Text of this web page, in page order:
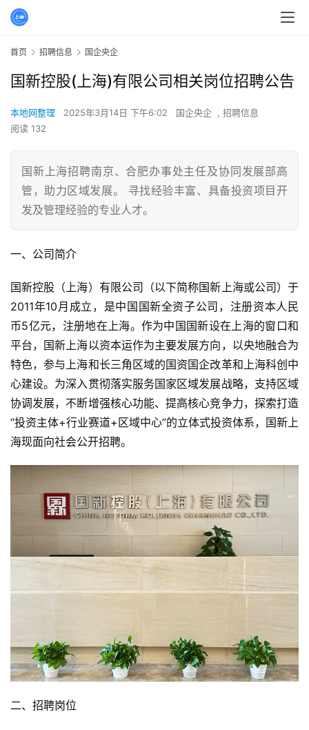
首页 招聘信息 国企央企
国新控股(上海)有限公司相关岗位招聘公告
本地网整理 2025年3月14日 下午6:02 国企央企 , 招聘信息
阅读 132
国新上海招聘南京、合肥办事处主任及协同发展部高
管，助力区域发展。 寻找经验丰富、具备投资项目开
发及管理经验的专业人才。
一、公司简介
国新控股（上海）有限公司（以下简称国新上海或公司）于
2011年10月成立，是中国国新全资子公司，注册资本人民
币5亿元，注册地在上海。作为中国国新设在上海的窗口和
平台，国新上海以资本运作为主要发展方向，以央地融合为
特色，参与上海和长三角区域的国资国企改革和上海科创中
心建设。为深入贯彻落实服务国家区域发展战略，支持区域
协调发展，不断增强核心功能、提高核心竞争力，探索打造
“投资主体+行业赛道+区域中心”的立体式投资体系，国新上
海现面向社会公开招聘。
二、招聘岗位